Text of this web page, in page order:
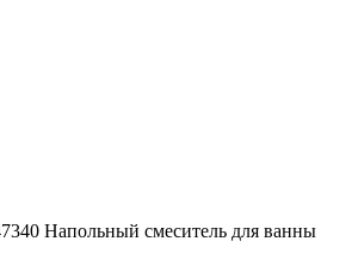
Напольный смеситель для ванны